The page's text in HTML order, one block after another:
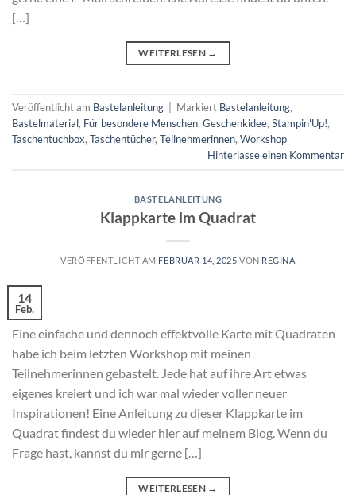
[…]
WEITERLESEN →
Veröffentlicht am Bastelanleitung Markiert Bastelanleitung,
Bastelmaterial, Für besondere Menschen, Geschenkidee, Stampin'Up!,
Taschentuchbox, Taschentücher, Teilnehmerinnen, Workshop
Hinterlasse einen Kommentar
BASTELANLEITUNG
Klappkarte im Quadrat
VERÖFFENTLICHT AM FEBRUAR 14, 2025 VON REGINA
14
Feb.
Eine einfache und dennoch effektvolle Karte mit Quadraten
habe ich beim letzten Workshop mit meinen
Teilnehmerinnen gebastelt. Jede hat auf ihre Art etwas
eigenes kreiert und ich war mal wieder voller neuer
Inspirationen! Eine Anleitung zu dieser Klappkarte im
Quadrat findest du wieder hier auf meinem Blog. Wenn du
Frage hast, kannst du mir gerne […]
WEITERLESEN →